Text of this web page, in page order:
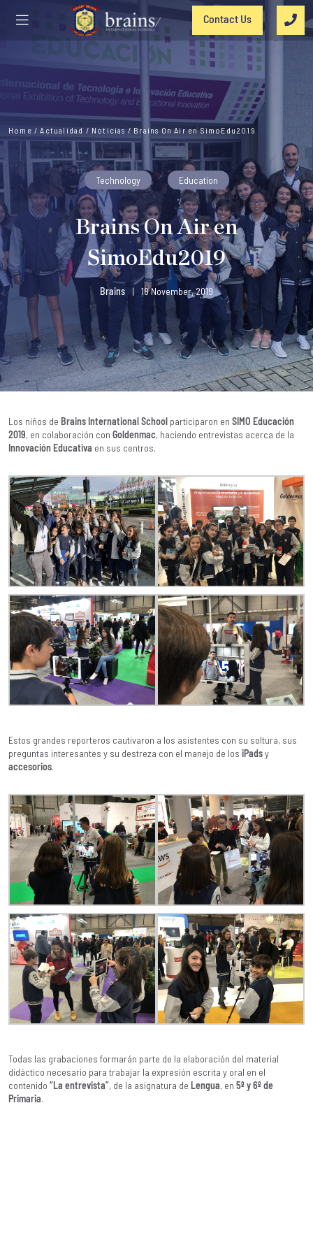
Contact Us
Home /Actualidad / Noticias / Brains On Air en SimoEdu2019
Technology Education
Brains On Air en
SimoEdu2019
Brains | 18 November, 2019
Los niños de Brains International School participaron en SIMO Educación
2019, en colaboración con Goldenmac, haciendo entrevistas acerca de la
Innovación Educativa en sus centros.
Estos grandes reporteros cautivaron a los asistentes con su soltura, sus
preguntas interesantes y su destreza con el manejo de los iPadsy
accesorios.
Todas las grabaciones formarán parte de la elaboración del material
didáctico necesario para trabajar la expresión escrita y oral en el
contenido “La entrevista”, de la asignatura de Lengua, en 5º y 6º de
Primaria.